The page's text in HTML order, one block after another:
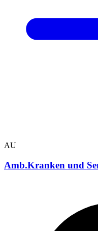
AU
Amb.Kranken und